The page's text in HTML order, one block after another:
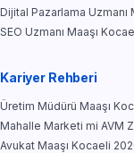
Dijital Pazarlama
SEO Uzmanı Maaşı
Kariyer Rehberi
Üretim Müdürü Maaşı
Mahalle Marketi mi AVM
Avukat Maaşı Kocaeli